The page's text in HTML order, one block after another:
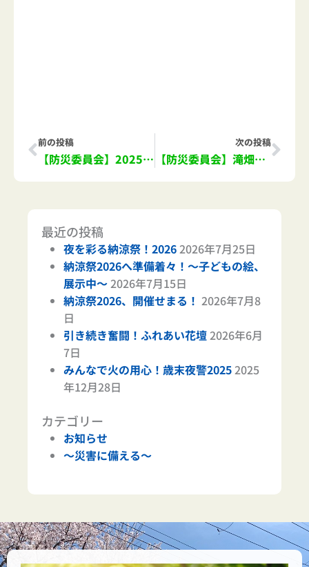
Prev
前の投稿
【防災委員会】2025防災訓練開催！
次の投稿
【防災委員会】滝畑ダム＆日野浄水場 防災見学研修会
最近の投稿
夜を彩る納涼祭！20262026年7月25日
納涼祭2026へ準備着々！～子どもの絵、
展示中～2026年7月15日
納涼祭2026、開催せまる！ 2026年7月8
日
引き続き奮闘！ふれあい花壇2026年6月
7日
みんなで火の用心！歳末夜警20252025
年12月28日
カテゴリー
お知らせ
～災害に備える～